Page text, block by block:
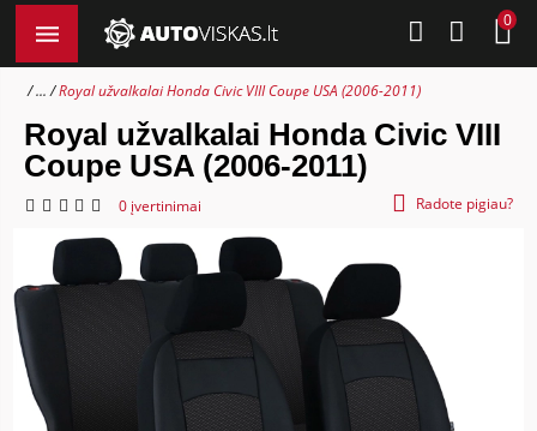
0
... Royal užvalkalai Honda Civic VIII Coupe USA (2006-2011)
Royal užvalkalai Honda Civic VIII
Coupe USA (2006-2011)
0 įvertinimai Radote pigiau?